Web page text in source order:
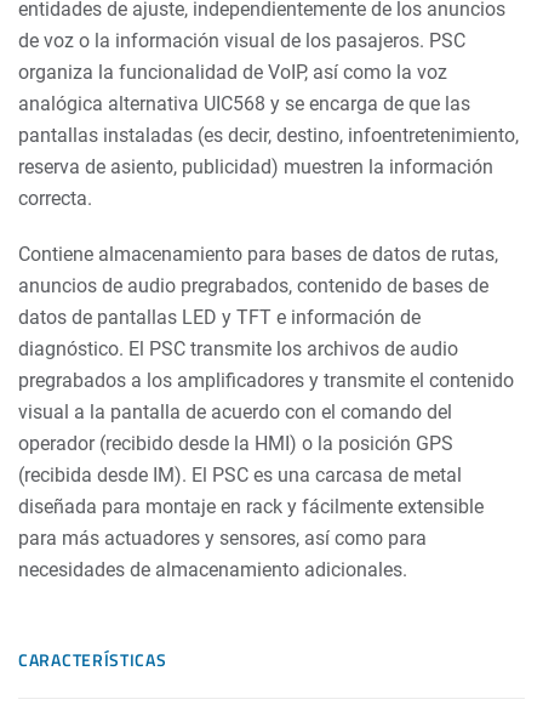
entidades de ajuste, independientemente de los anuncios
de voz o la información visual de los pasajeros. PSC
organiza la funcionalidad de VoIP, así como la voz
analógica alternativa UIC568 y se encarga de que las
pantallas instaladas (es decir, destino, infoentretenimiento,
reserva de asiento, publicidad) muestren la información
correcta.
Contiene almacenamiento para bases de datos de rutas,
anuncios de audio pregrabados, contenido de bases de
datos de pantallas LED y TFT e información de
diagnóstico. El PSC transmite los archivos de audio
pregrabados a los amplificadores y transmite el contenido
visual a la pantalla de acuerdo con el comando del
operador (recibido desde la HMI) o la posición GPS
(recibida desde IM). El PSC es una carcasa de metal
diseñada para montaje en rack y fácilmente extensible
para más actuadores y sensores, así como para
necesidades de almacenamiento adicionales.
CARACTERÍSTICAS